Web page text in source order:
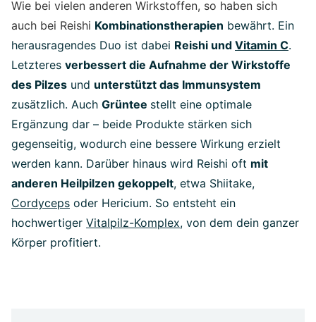
Wie bei vielen anderen Wirkstoffen, so haben sich
auch bei Reishi Kombinationstherapien bewährt. Ein
herausragendes Duo ist dabei Reishi und Vitamin C.
Letzteres verbessert die Aufnahme der Wirkstoffe
des Pilzes und unterstützt das Immunsystem
zusätzlich. Auch Grüntee stellt eine optimale
Ergänzung dar – beide Produkte stärken sich
gegenseitig, wodurch eine bessere Wirkung erzielt
werden kann. Darüber hinaus wird Reishi oft mit
anderen Heilpilzen gekoppelt, etwa Shiitake,
Cordyceps oder Hericium. So entsteht ein
hochwertiger Vitalpilz-Komplex, von dem dein ganzer
Körper profitiert.